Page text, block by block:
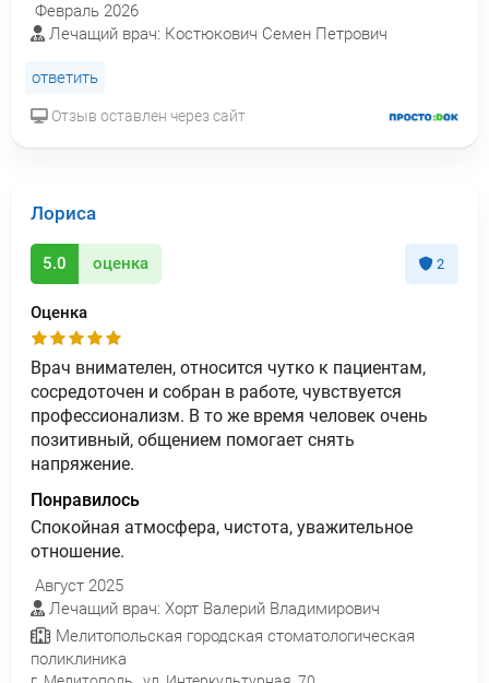
Февраль 2026
Лечащий врач: Костюкович Семен Петрович
ответить
Отзыв оставлен через сайт
Лориса
5.0 оценка 2
Оценка
Врач внимателен, относится чутко к пациентам,
сосредоточен и собран в работе, чувствуется
профессионализм. В то же время человек очень
позитивный, общением помогает снять
напряжение.
Понравилось
Спокойная атмосфера, чистота, уважительное
отношение.
Август 2025
Лечащий врач: Хорт Валерий Владимирович
Мелитопольская городская стоматологическая
поликлиника